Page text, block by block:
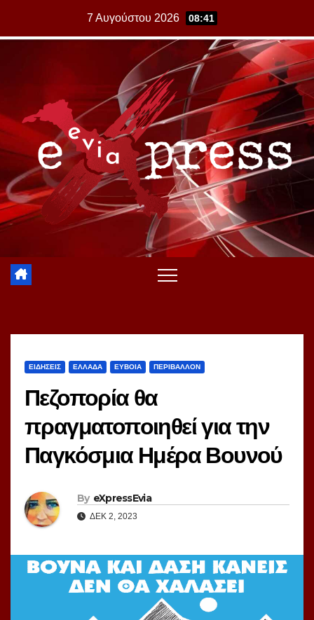
7 Αυγούστου 2026 08:41
ΕΙΔΗΣΕΙΣ ΕΛΛΑΔΑ ΕΥΒΟΙΑ ΠΕΡΙΒΑΛΛΟΝ
Πεζοπορία θα
πραγματοποιηθεί για την
Παγκόσμια Ημέρα Βουνού
By eXpressEvia
ΔΕΚ 2, 2023